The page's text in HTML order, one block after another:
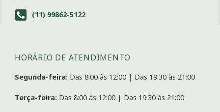
(11) 99862-5122
HORÁRIO DE ATENDIMENTO
Segunda-feira: Das 8:00 às 12:00 | Das 19:30 às 21:00
Terça-feira: Das 8:00 às 12:00 | Das 19:30 às 21:00